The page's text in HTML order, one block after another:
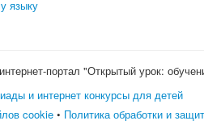
языку
портал "Открытый урок:
и интернет конкурсы для детей
cookie • Политика обработки и